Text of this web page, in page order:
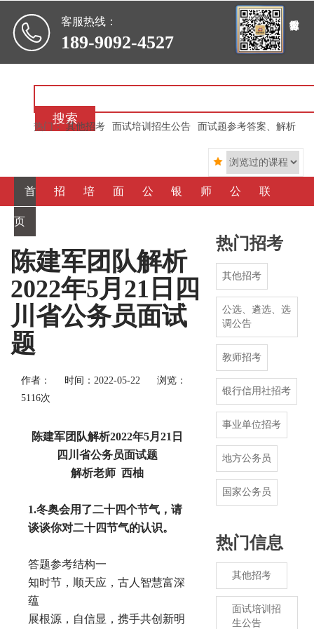
 客服热线：
189-9092-4527
搜索
热门：其他招考 面试培训招生公告 面试题参考答案、解析

首
页
招
息
培
息
面
得
公
遴
选
银
用
社
师 公
介
联
们
陈建军团队解析
2022年5月21日四
川省公务员面试
题
作者： 时间：2022-05-22
浏览：
5116次
陈建军团队解析2022年5月21日
四川省公务员面试题
解析老师 西柚
1.冬奥会用了二十四个节气，请
谈谈你对二十四节气的认识。
答题参考结构一
知时节，顺天应，古人智慧富深
蕴
展根源，自信显，携手共创新明
热门招考
其他招考
公选、遴选、选
调公告
教师招考
银行信用社招考
事业单位招考
地方公务员
国家公务员
热门信息
其他招考
面试培训招
生公告